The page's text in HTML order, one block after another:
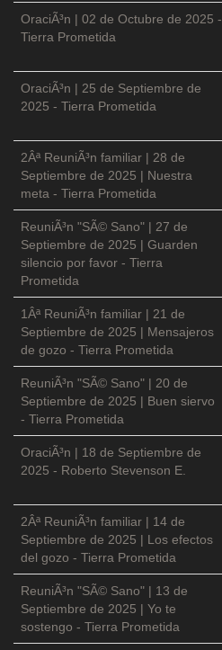
OraciÃ³n | 02 de Octubre de 2025 -
Tierra Prometida
OraciÃ³n | 25 de Septiembre de
2025 - Tierra Prometida
2Âª ReuniÃ³n familiar | 28 de
Septiembre de 2025 | Nuestra
meta - Tierra Prometida
ReuniÃ³n "SÃ© Sano" | 27 de
Septiembre de 2025 | Guarden
silencio por favor - Tierra
Prometida
1Âª ReuniÃ³n familiar | 21 de
Septiembre de 2025 | Mensajeros
de gozo - Tierra Prometida
ReuniÃ³n "SÃ© Sano" | 20 de
Septiembre de 2025 | Buen siervo
- Tierra Prometida
OraciÃ³n | 18 de Septiembre de
2025 - Roberto Stevenson E.
2Âª ReuniÃ³n familiar | 14 de
Septiembre de 2025 | Los efectos
del gozo - Tierra Prometida
ReuniÃ³n "SÃ© Sano" | 13 de
Septiembre de 2025 | Yo te
sostengo - Tierra Prometida